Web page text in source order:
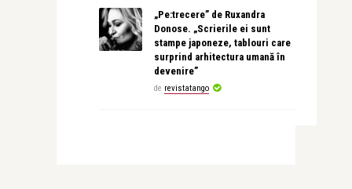
„Pe:trecere” de Ruxandra
Donose. „Scrierile ei sunt
stampe japoneze, tablouri care
surprind arhitectura umană în
devenire”
de revistatango